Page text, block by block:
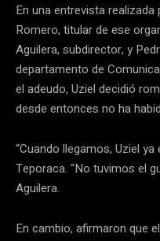
En una entrevista
Romero, titular de ese
Aguilera, subdirector, y
departamento de
el adeudo, Uziel decidió
desde entonces no ha
“Cuando llegamos, Uziel
Teporaca. “No tuvimos el
Aguilera.
En cambio, afirmaron que